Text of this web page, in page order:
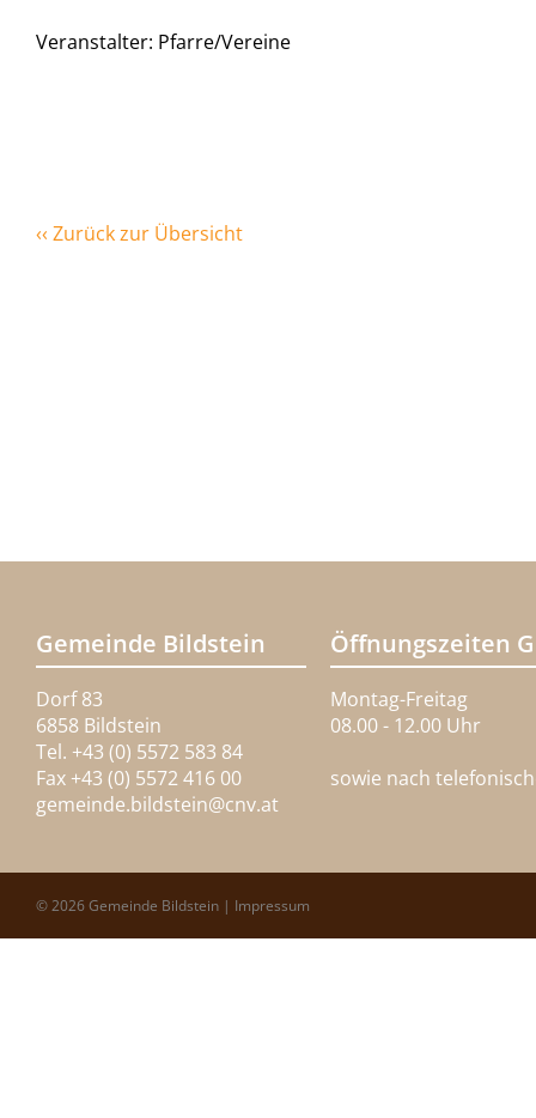
Veranstalter: Pfarre/Vereine
‹‹ Zurück zur Übersicht
Gemeinde Bildstein
Dorf 83
6858 Bildstein
Tel. +43 (0) 5572 583 84
Fax +43 (0) 5572 416 00
gemeinde.bildstein@cnv.at
Öffnungszeiten
Montag-Freitag
08.00 - 12.00 Uhr
sowie nach
© 2026 Gemeinde Bildstein | Impressum